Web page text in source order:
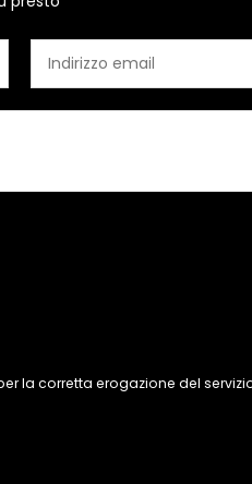
la corretta erogazione del